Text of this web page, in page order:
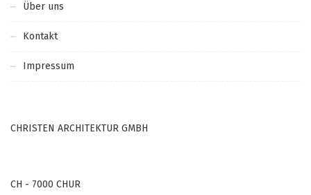
Über uns
Kontakt
Impressum
CHRISTEN ARCHITEKTUR GMBH
CH - 7000 CHUR